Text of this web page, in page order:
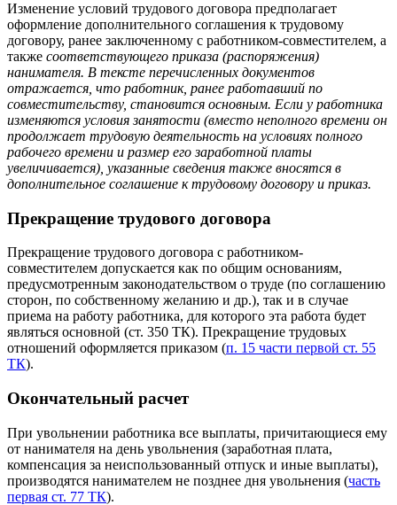
Изменение условий трудового договора предполагает
оформление дополнительного соглашения к трудовому
договору, ранее заключенному с работником-совместителем, а
также соответствующего приказа (распоряжения)
нанимателя. В тексте перечисленных документов
отражается, что работник, ранее работавший по
совместительству, становится основным. Если у работника
изменяются условия занятости (вместо неполного времени он
продолжает трудовую деятельность на условиях полного
рабочего времени и размер его заработной платы
увеличивается), указанные сведения также вносятся в
дополнительное соглашение к трудовому договору и приказ.
Прекращение трудового договора
Прекращение трудового договора с работником-
совместителем допускается как по общим основаниям,
предусмотренным законодательством о труде (по соглашению
сторон, по собственному желанию и др.), так и в случае
приема на работу работника, для которого эта работа будет
являться основной (ст. 350 ТК). Прекращение трудовых
отношений оформляется приказом (п. 15 части первой ст. 55
ТК).
Окончательный расчет
При увольнении работника все выплаты, причитающиеся ему
от нанимателя на день увольнения (заработная плата,
компенсация за неиспользованный отпуск и иные выплаты),
производятся нанимателем не позднее дня увольнения (часть
первая ст. 77 ТК).